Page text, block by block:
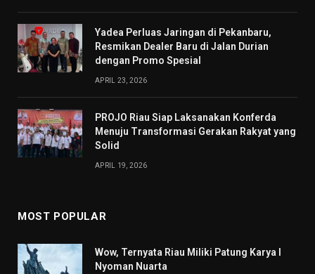
Yadea Perluas Jaringan di Pekanbaru,
Resmikan Dealer Baru di Jalan Durian
dengan Promo Spesial
APRIL 23, 2026
PROJO Riau Siap Laksanakan Konferda
Menuju Transformasi Gerakan Rakyat yang
Solid
APRIL 19, 2026
MOST POPULAR
Wow, Ternyata Riau Miliki Patung Karya I
Nyoman Nuarta